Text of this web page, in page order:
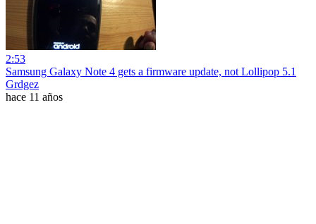
2:53
Samsung Galaxy Note 4 gets a firmware update, not Lollipop 5.1
Grdgez
hace 11 años